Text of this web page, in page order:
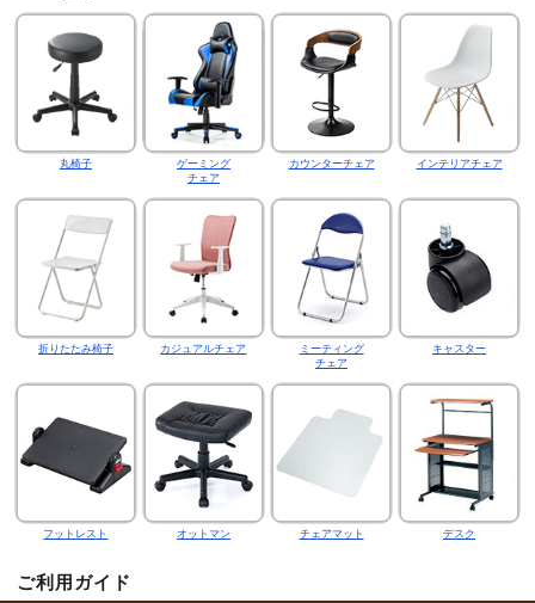
丸椅子
ゲーミング
チェア
カウンターチェア インテリアチェア
折りたたみ椅子 カジュアルチェア
ミーティング
チェア
キャスター
フットレスト オットマン チェアマット デスク
ご利用ガイド